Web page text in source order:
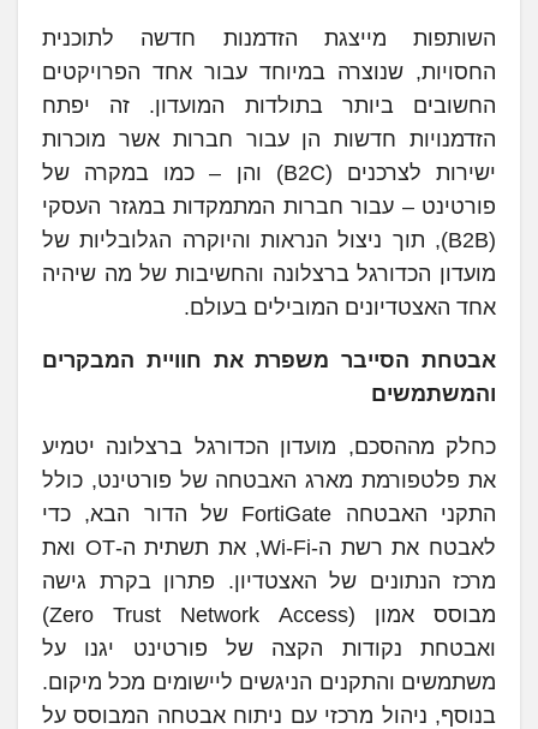
השותפות מייצגת הזדמנות חדשה לתוכנית
החסויות, שנוצרה במיוחד עבור אחד הפרויקטים
החשובים ביותר בתולדות המועדון. זה יפתח
הזדמנויות חדשות הן עבור חברות אשר מוכרות
ישירות לצרכנים (B2C) והן – כמו במקרה של
פורטינט – עבור חברות המתמקדות במגזר העסקי
(B2B), תוך ניצול הנראות והיוקרה הגלובליות של
מועדון הכדורגל ברצלונה והחשיבות של מה שיהיה
אחד האצטדיונים המובילים בעולם.
אבטחת הסייבר משפרת את חוויית המבקרים
והמשתמשים
כחלק מההסכם, מועדון הכדורגל ברצלונה יטמיע
את פלטפורמת מארג האבטחה של פורטינט, כולל
התקני האבטחה FortiGate של הדור הבא, כדי
לאבטח את רשת ה-Wi-Fi, את תשתית ה-OT ואת
מרכז הנתונים של האצטדיון. פתרון בקרת גישה
מבוסס אמון (Zero Trust Network Access)
ואבטחת נקודות הקצה של פורטינט יגנו על
משתמשים והתקנים הניגשים ליישומים מכל מיקום.
בנוסף, ניהול מרכזי עם ניתוח אבטחה המבוסס על